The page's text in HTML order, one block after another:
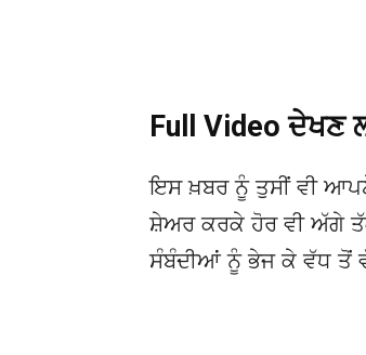
Full Video ਦੇਖਣ
ਇਸ ਖ਼ਬਰ ਨੂੰ ਤੁਸੀਂ ਵੀ
ਸ਼ੇਅਰ ਕਰਕੇ ਹੋਰ ਵੀ ਅੱਗੇ
ਸੰਬੰਦੀਆਂ ਨੂੰ ਭੇਜ ਕੇ ਵੱਧ ਤੋਂ